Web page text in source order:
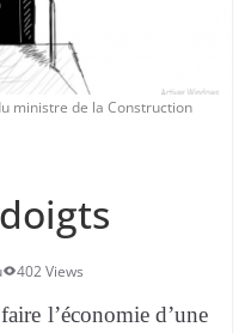
ministre de la Construction
402 Views
l’économie d’une